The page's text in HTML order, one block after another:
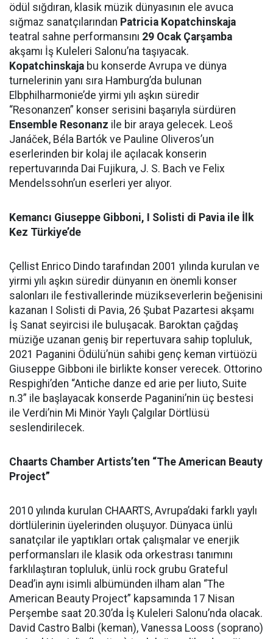
ödül sığdıran, klasik müzik dünyasının ele avuca
sığmaz sanatçılarından Patricia Kopatchinskaja
teatral sahne performansını 29 Ocak Çarşamba
akşamı İş Kuleleri Salonu’na taşıyacak.
Kopatchinskaja bu konserde Avrupa ve dünya
turnelerinin yanı sıra Hamburg’da bulunan
Elbphilharmonie’de yirmi yılı aşkın süredir
“Resonanzen” konser serisini başarıyla sürdüren
Ensemble Resonanz ile bir araya gelecek. Leoš
Janáček, Béla Bartók ve Pauline Oliveros’un
eserlerinden bir kolaj ile açılacak konserin
repertuvarında Dai Fujikura, J. S. Bach ve Felix
Mendelssohn’un eserleri yer alıyor.
Kemancı Giuseppe Gibboni, I Solisti di Pavia ile İlk
Kez Türkiye’de
Çellist Enrico Dindo tarafından 2001 yılında kurulan ve
yirmi yılı aşkın süredir dünyanın en önemli konser
salonları ile festivallerinde müzikseverlerin beğenisini
kazanan I Solisti di Pavia, 26 Şubat Pazartesi akşamı
İş Sanat seyircisi ile buluşacak. Baroktan çağdaş
müziğe uzanan geniş bir repertuvara sahip topluluk,
2021 Paganini Ödülü’nün sahibi genç keman virtüözü
Giuseppe Gibboni ile birlikte konser verecek. Ottorino
Respighi’den “Antiche danze ed arie per liuto, Suite
n.3” ile başlayacak konserde Paganini’nin üç bestesi
ile Verdi’nin Mi Minör Yaylı Çalgılar Dörtlüsü
seslendirilecek.
Chaarts Chamber Artists’ten “The American Beauty
Project”
2010 yılında kurulan CHAARTS, Avrupa’daki farklı yaylı
dörtlülerinin üyelerinden oluşuyor. Dünyaca ünlü
sanatçılar ile yaptıkları ortak çalışmalar ve enerjik
performansları ile klasik oda orkestrası tanımını
farklılaştıran topluluk, ünlü rock grubu Grateful
Dead’in aynı isimli albümünden ilham alan “The
American Beauty Project” kapsamında 17 Nisan
Perşembe saat 20.30’da İş Kuleleri Salonu’nda olacak.
David Castro Balbi (keman), Vanessa Looss (soprano)